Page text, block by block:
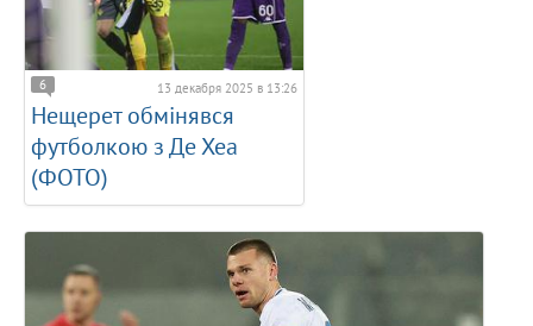
6 13 декабря 2025 в 13:26
Нещерет обмінявся
футболкою з Де Хеа
(ФОТО)